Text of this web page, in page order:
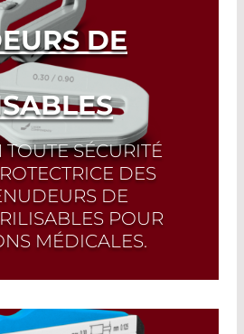
UV-NIR et CO
être utilisées en
collimateurs.
DE
TOUTE SÉCURITÉ
DES
DE
POUR
MÉDICALES.